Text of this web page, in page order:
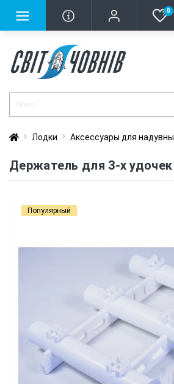
0
Лодки Аксессуары для
Держатель для 3-х удочек
Популярный